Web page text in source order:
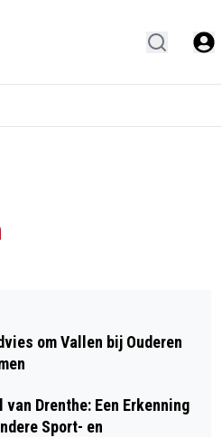
om Vallen bij Ouderen
van Drenthe: Een Erkenning
Sport- en